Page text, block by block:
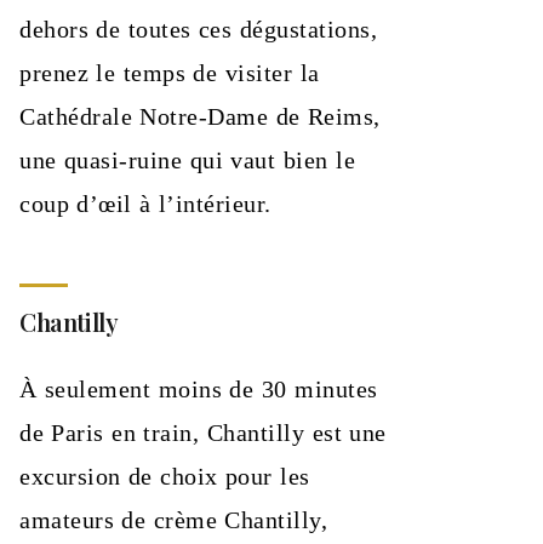
dehors de toutes ces dégustations,
prenez le temps de visiter la
Cathédrale Notre-Dame de Reims,
une quasi-ruine qui vaut bien le
coup d’œil à l’intérieur.
Chantilly
À seulement moins de 30 minutes
de Paris en train, Chantilly est une
excursion de choix pour les
amateurs de crème Chantilly,